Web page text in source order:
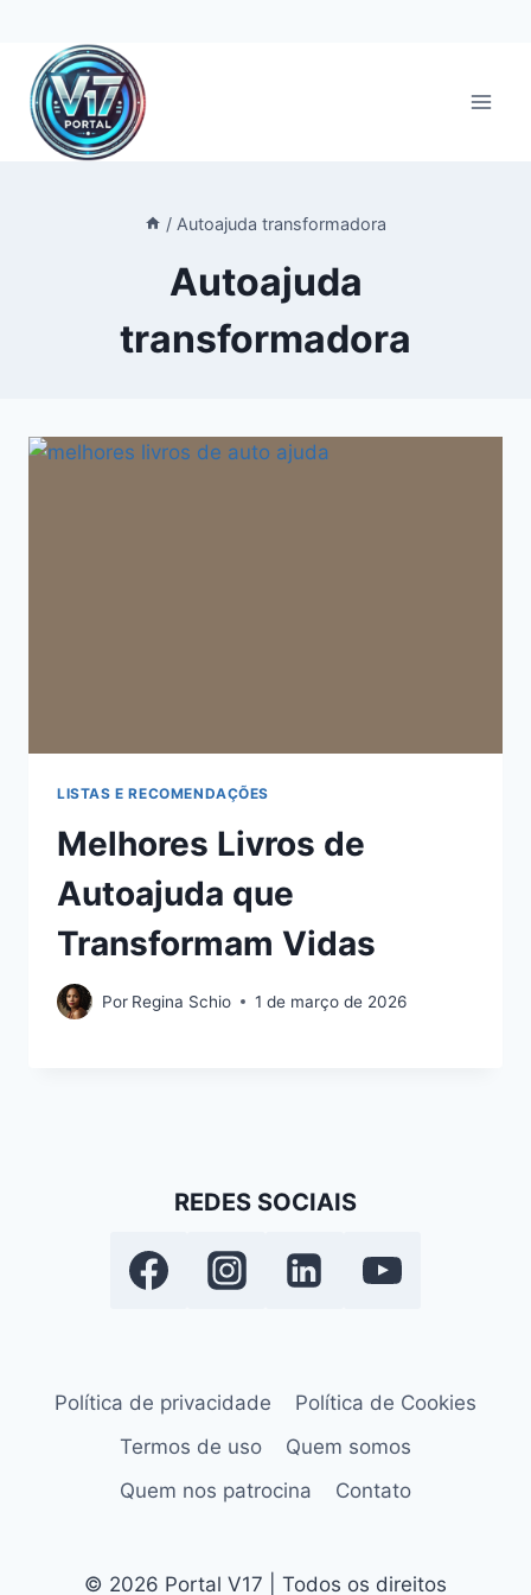
Pular
para
Conteúdo
/ Autoajuda transformadora
Autoajuda
transformadora
LISTAS E RECOMENDAÇÕES
Melhores Livros de
Autoajuda que
Transformam Vidas
Por Regina Schio 1 de março de 2026
REDES SOCIAIS
Política de privacidade
Política de Cookies
Termos de uso
Quem somos
Quem nos patrocina
Contato
© 2026 Portal V17 | Todos os direitos